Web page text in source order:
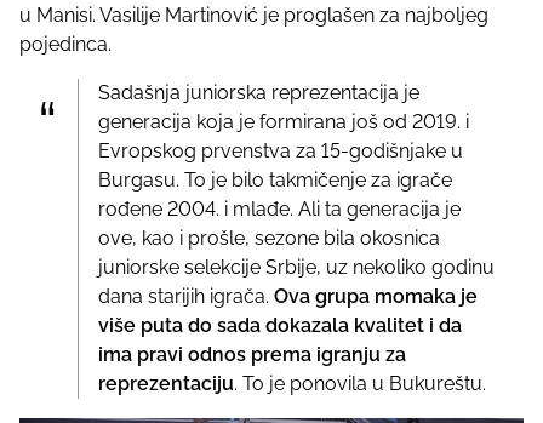
u Manisi. Vasilije Martinović je proglašen za najboljeg
pojedinca.
Sadašnja juniorska reprezentacija je
generacija koja je formirana još od 2019. i
Evropskog prvenstva za 15-godišnjake u
Burgasu. To je bilo takmičenje za igrače
rođene 2004. i mlađe. Ali ta generacija je
ove, kao i prošle, sezone bila okosnica
juniorske selekcije Srbije, uz nekoliko godinu
dana starijih igrača. Ova grupa momaka je
više puta do sada dokazala kvalitet i da
ima pravi odnos prema igranju za
reprezentaciju. To je ponovila u Bukureštu.